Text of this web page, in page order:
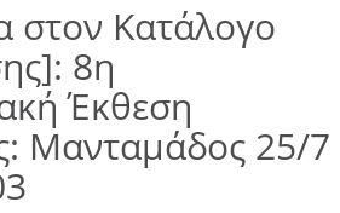
στον Κατάλογο
8η
Έκθεση
Μανταμάδος 25/7